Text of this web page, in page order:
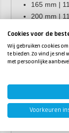
165 mm |
200 mm |
Cookies voor de
Wij gebruiken cookies
te bieden. Zo vind je snel
met persoonlijke
Voorkeuren